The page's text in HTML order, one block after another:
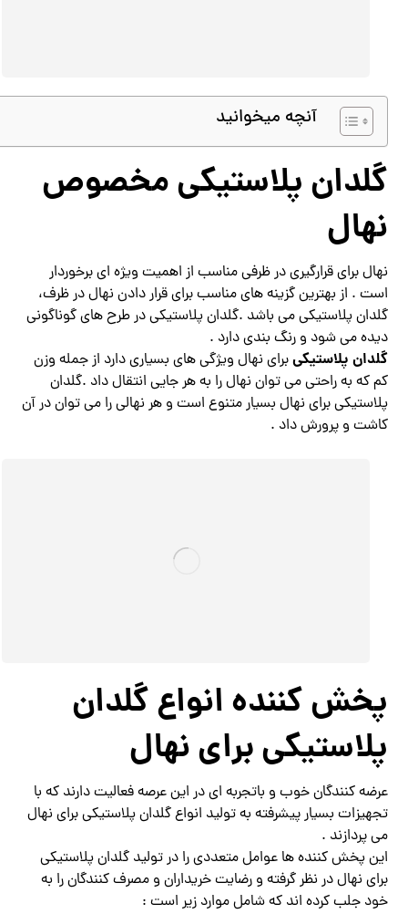
آنچه میخوانید
گلدان پلاستیکی مخصوص
نهال
نهال برای قرارگیری در ظرفی مناسب از اهمیت ویژه ای برخوردار
است . از بهترین گزینه های مناسب برای قرار دادن نهال در ظرف،
گلدان پلاستیکی می باشد .گلدان پلاستیکی در طرح های گوناگونی
دیده می شود و رنگ بندی دارد .
گلدان پلاستیکیبرای نهال ویژگی های بسیاری دارد از جمله وزن
کم که به راحتی می توان نهال را به هر جایی انتقال داد .گلدان
پلاستیکی برای نهال بسیار متنوع است و هر نهالی را می توان در آن
کاشت و پرورش داد .
پخش کننده انواع گلدان
پلاستیکی برای نهال
عرضه کنندگان خوب و باتجربه ای در این عرصه فعالیت دارند که با
تجهیزات بسیار پیشرفته به تولید انواع گلدان پلاستیکی برای نهال
می پردازند .
این پخش کننده ها عوامل متعددی را در تولید گلدان پلاستیکی
برای نهال در نظر گرفته و رضایت خریداران و مصرف کنندگان را به
خود جلب کرده اند که شامل موارد زیر است :